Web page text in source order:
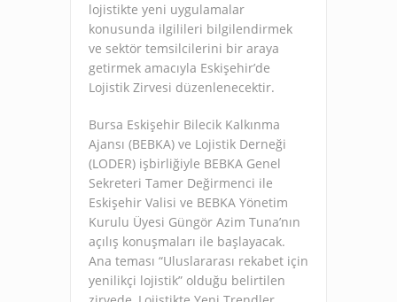
lojistikte yeni uygulamalar
konusunda ilgilileri bilgilendirmek
ve sektör temsilcilerini bir araya
getirmek amacıyla Eskişehir’de
Lojistik Zirvesi düzenlenecektir.
Bursa Eskişehir Bilecik Kalkınma
Ajansı (BEBKA) ve Lojistik Derneği
(LODER) işbirliğiyle BEBKA Genel
Sekreteri Tamer Değirmenci ile
Eskişehir Valisi ve BEBKA Yönetim
Kurulu Üyesi Güngör Azim Tuna’nın
açılış konuşmaları ile başlayacak.
Ana teması “Uluslararası rekabet için
yenilikçi lojistik” olduğu belirtilen